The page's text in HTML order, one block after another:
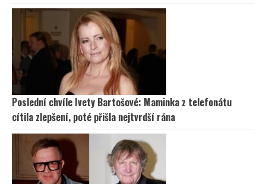
Poslední chvíle Ivety Bartošové: Maminka z telefonátu
cítila zlepšení, poté přišla nejtvrdší rána